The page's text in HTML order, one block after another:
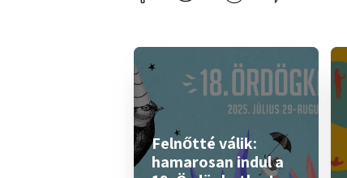
Felnőtté válik:
hamarosan indul a